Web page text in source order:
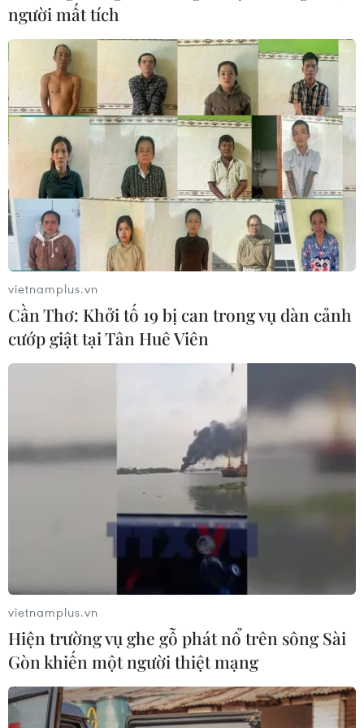
người mất tích
vietnamplus.vn
Cần Thơ: Khởi tố 19 bị can trong vụ dàn cảnh
cướp giật tại Tân Huê Viên
vietnamplus.vn
Hiện trường vụ ghe gỗ phát nổ trên sông Sài
Gòn khiến một người thiệt mạng